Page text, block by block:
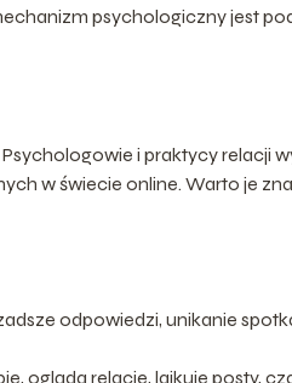
psychologiczny jest
i praktycy relacji
w świecie online. Warto je
odpowiedzi, unikanie
ogląda relacje, lajkuje posty,